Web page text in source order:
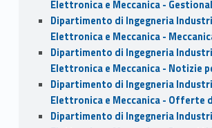
Elettronica e Meccanica -
Dipartimento di Ingegneria
Elettronica e Meccanica -
Dipartimento di Ingegneria
Elettronica e Meccanica - Notizie
Dipartimento di Ingegneria
Elettronica e Meccanica - Offerte
Dipartimento di Ingegneria